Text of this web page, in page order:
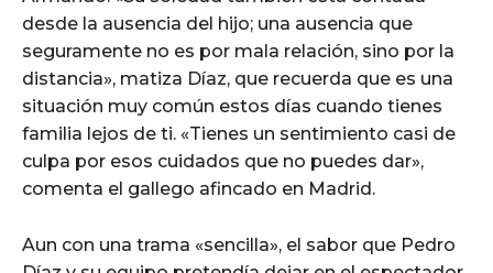
desde la ausencia del hijo; una ausencia que
seguramente no es por mala relación, sino por la
distancia», matiza Díaz, que recuerda que es una
situación muy común estos días cuando tienes
familia lejos de ti. «Tienes un sentimiento casi de
culpa por esos cuidados que no puedes dar»,
comenta el gallego afincado en Madrid.
Aun con una trama «sencilla», el sabor que Pedro